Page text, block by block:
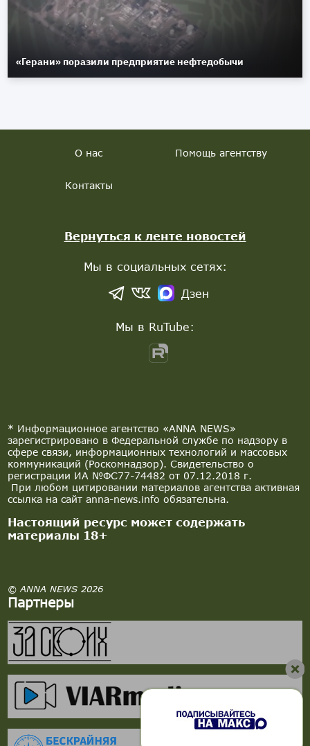
«Герани» поразили предприятие нефтедобычи
* Информационное агентство «ANNA NEWS»
зарегистрировано в Федеральной службе по надзору в
сфере связи, информационных технологий и массовых
коммуникаций (Роскомнадзор). Свидетельство о
регистрации ИА №ФС77-74482 от 07.12.2018 г.
При любом цитировании материалов агентства активная
ссылка на сайт anna-news.info обязательна.
Настоящий ресурс может содержать
материалы 18+
© ANNA NEWS 2026
Партнеры
О нас Помощь агентству
Контакты
Вернуться к ленте новостей
Мы в социальных сетях:
Дзен
Мы в RuTube: